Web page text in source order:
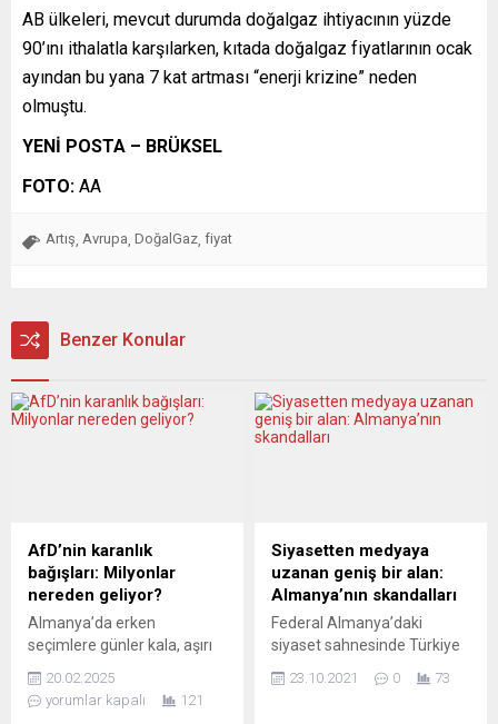
AB ülkeleri, mevcut durumda doğalgaz ihtiyacının yüzde
90’ını ithalatla karşılarken, kıtada doğalgaz fiyatlarının ocak
ayından bu yana 7 kat artması “enerji krizine” neden
olmuştu.
YENİ POSTA – BRÜKSEL
FOTO: AA
Artış Avrupa DoğalGaz fiyat
Benzer Konular
AfD’nin karanlık
bağışları: Milyonlar
nereden geliyor?
Almanya’da erken
seçimlere günler kala, aşırı
Alternatif (AfD) partisi, şoke
edici bir bağış skandalıyla
20.02.2025
yorumlar kapalı
121
Siyasetten medyaya
uzanan geniş bir alan:
Almanya’nın skandalları
Federal Almanya’daki
siyaset sahnesinde Türkiye
dolayısıyla uğradıkları
23.10.2021 0 73